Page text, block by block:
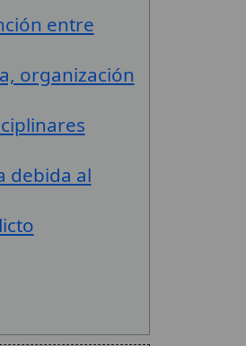
entre
organización
debida al